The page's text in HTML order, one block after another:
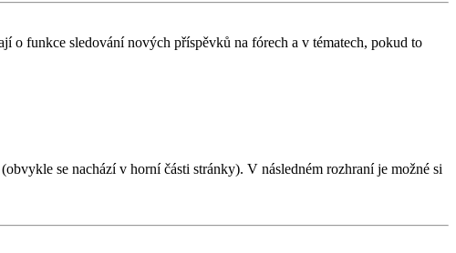
o funkce sledování nových příspěvků na fórech a v tématech, pokud to
(obvykle se nachází v horní části stránky). V následném rozhraní je možné si